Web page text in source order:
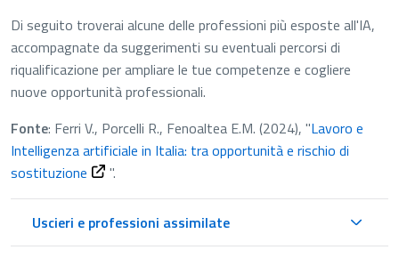
Di seguito troverai alcune delle professioni più esposte all'IA,
accompagnate da suggerimenti su eventuali percorsi di
riqualificazione per ampliare le tue competenze e cogliere
nuove opportunità professionali.
Fonte: Ferri V., Porcelli R., Fenoaltea E.M. (2024), "Lavoro e
Intelligenza artificiale in Italia: tra opportunità e rischio di
sostituzione
".
Uscieri e professioni assimilate